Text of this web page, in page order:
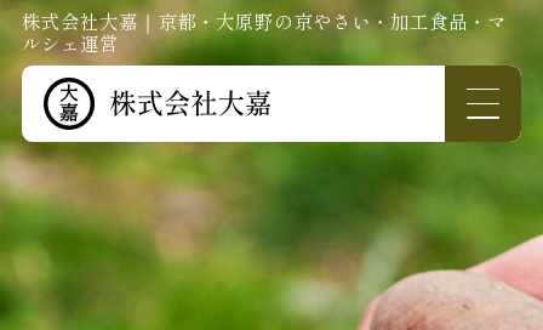
株式会社大嘉｜京都・大原野の京やさい・加工食品・マ
ルシェ運営